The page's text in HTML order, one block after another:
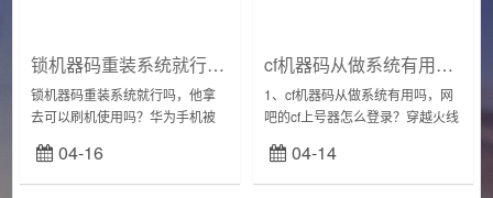
锁机器码重装系统就行吗,他拿去可以刷机使用吗
锁机器码重装系统就行吗，他拿
去可以刷机使用吗？华为手机被
机使用的。别以为锁定就好了，
软件是需要靠硬件支撑的，就跟
04-16
cf机器码从做系统有用吗（网吧的cf上号器怎么登录）
1、cf机器码从做系统有用吗，网
吧的cf上号器怎么登录？穿越火线
打开游戏客户端。2.再打开上号
器。；第二步：复制你的解锁码
04-14